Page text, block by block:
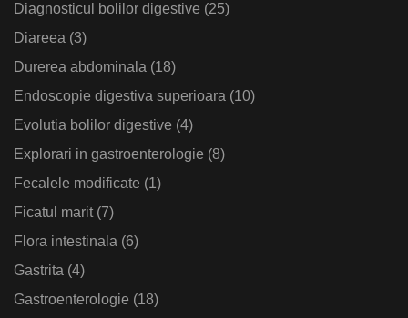
Diagnosticul bolilor digestive (25)
Diareea (3)
Durerea abdominala (18)
Endoscopie digestiva superioara (10)
Evolutia bolilor digestive (4)
Explorari in gastroenterologie (8)
Fecalele modificate (1)
Ficatul marit(7)
Flora intestinala (6)
Gastrita (4)
Gastroenterologie (18)